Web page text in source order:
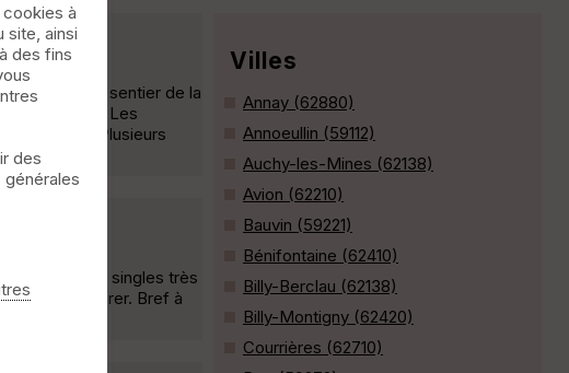
Berclau, le sentier de la
Les
les yeux. Plusieurs
et aussi des singles très
de récupérer. Bref à
Villes
Annay (62880)
Annoeullin (59112)
Auchy-les-Mines (62138)
Avion (62210)
Bauvin (59221)
Bénifontaine (62410)
Billy-Berclau (62138)
Billy-Montigny (62420)
Courrières (62710)
à
site, ainsi
des fins
des